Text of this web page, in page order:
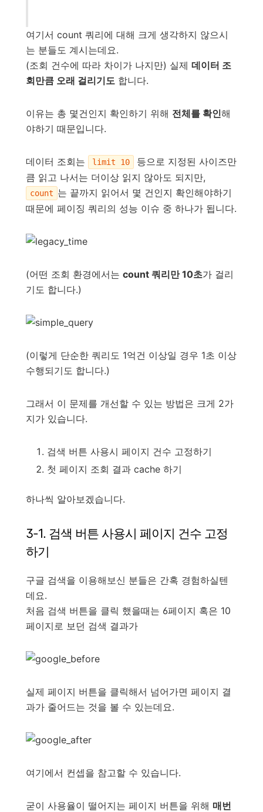
여기서 count 쿼리에 대해 크게 생각하지 않으시
는 분들도 계시는데요.
(조회 건수에 따라 차이가 나지만) 실제 데이터 조
회만큼 오래 걸리기도 합니다.
이유는 총 몇건인지 확인하기 위해 전체를 확인해
야하기 때문입니다.
데이터 조회는 limit 10
등으로 지정된 사이즈만
큼 읽고 나서는 더이상 읽지 않아도 되지만,
count 는 끝까지 읽어서 몇 건인지 확인해야하기
때문에 페이징 쿼리의 성능 이슈 중 하나가 됩니다.
(어떤 조회 환경에서는 count 쿼리만 10초가 걸리
기도 합니다.)
(이렇게 단순한 쿼리도 1억건 이상일 경우 1초 이상
수행되기도 합니다.)
그래서 이 문제를 개선할 수 있는 방법은 크게 2가
지가 있습니다.
검색 버튼 사용시 페이지 건수 고정하기
첫 페이지 조회 결과 cache 하기
하나씩 알아보겠습니다.
3-1. 검색 버튼 사용시 페이지 건수 고정
하기
구글 검색을 이용해보신 분들은 간혹 경험하실텐
데요.
처음 검색 버튼을 클릭 했을때는 6페이지 혹은 10
페이지로 보던 검색 결과가
실제 페이지 버튼을 클릭해서 넘어가면 페이지 결
과가 줄어드는 것을 볼 수 있는데요.
여기에서 컨셉을 참고할 수 있습니다.
굳이 사용율이 떨어지는 페이지 버튼을 위해 매번